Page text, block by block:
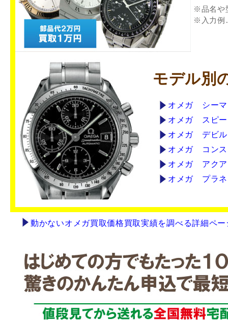
※品名や
※入力例
モデル別
オメガ シー
オメガ スピ
オメガ デビ
オメガ コン
オメガ アク
オメガ プラ
動かないオメガ買取価格買取実績を調べる詳細ペ